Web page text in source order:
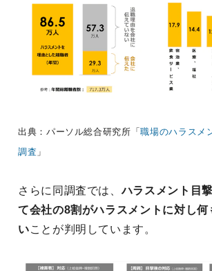
出典：パーソル総合研究所「職場のハラスメ
調査 」
さらに同調査では、ハラスメント目
て会社の8割がハラスメントに対し何
いことが判明しています。